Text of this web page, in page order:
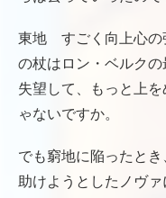
東地 すごく向上心の
の杖はロン・ベルク
失望して、もっと上
ゃないですか。
でも窮地に陥ったと
助けようとしたノヴ